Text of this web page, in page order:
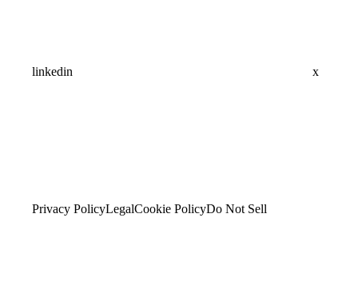
linkedin x
Privacy PolicyLegalCookie PolicyDo Not Sell